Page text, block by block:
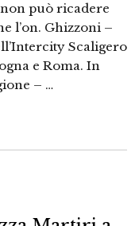
può ricadere
l’on. Ghizzoni –
Scaligero
e Roma. In
– …